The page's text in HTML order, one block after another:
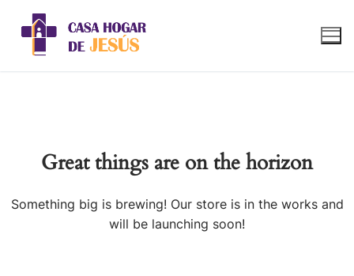
Great things are on the horizon
Something big is brewing! Our store is in the works and
will be launching soon!